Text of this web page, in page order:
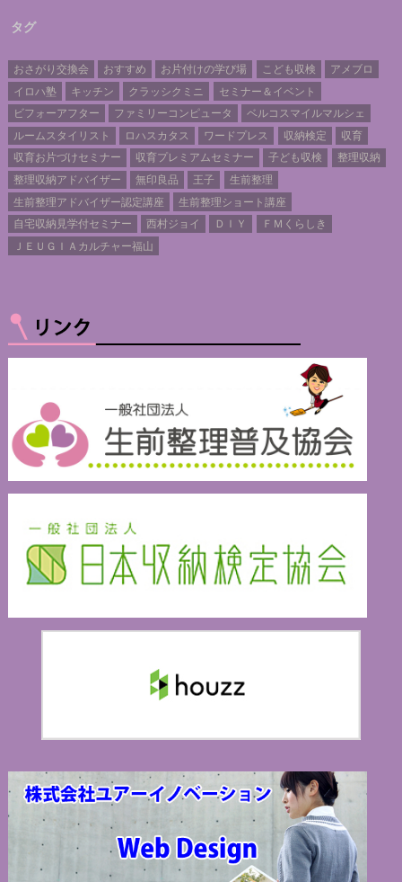
タグ
おさがり交換会 おすすめ お片付けの学び場 こども収検
アメブロ
イロハ塾
キッチン クラッシクミニ
セミナー＆イベント
ビフォーアフター
ファミリーコンピュータ
ベルコスマイルマルシェ
ルームスタイリスト
ロハスカタス ワードプレス 収納検定
収育
収育お片づけセミナー
収育プレミアムセミナー 子ども収検
整理収納
整理収納アドバイザー
無印良品 王子
生前整理
生前整理アドバイザー認定講座
生前整理ショート講座
自宅収納見学付セミナー
西村ジョイ ＤＩＹ
ＦＭくらしき
ＪＥＵＧＩＡカルチャー福山